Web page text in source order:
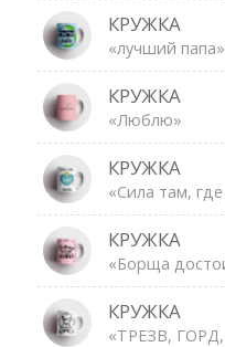
КРУЖКА
«лучший папа»
КРУЖКА
«Люблю»
КРУЖКА
«Сила там,
КРУЖКА
«Борща
КРУЖКА
«ТРЕЗВ,